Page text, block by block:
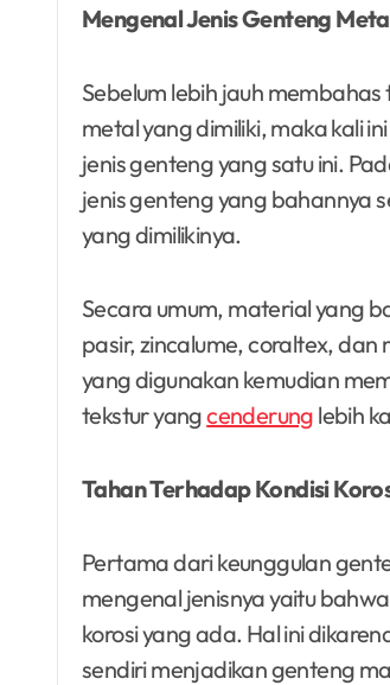
Mengenal Jenis Genteng
Sebelum lebih jauh
metal yang dimiliki, maka kali
jenis genteng yang satu ini.
jenis genteng yang bahannya
yang dimilikinya.
Secara umum, material yang
pasir, zincalume, coraltex,
yang digunakan kemudian
tekstur yangcenderung lebih
Tahan Terhadap Kondisi
Pertama dari keunggulan
mengenal jenisnya yaitu
korosi yang ada. Hal ini
sendiri menjadikan genteng